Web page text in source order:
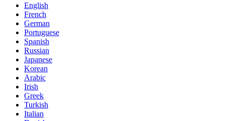
English
French
German
Portuguese
Spanish
Russian
Japanese
Korean
Arabic
Irish
Greek
Turkish
Italian